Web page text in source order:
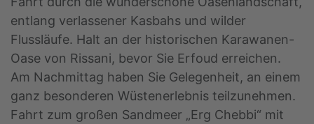
entlang verlassener Kasbahs und wilder
Flussläufe. Halt an der historischen Karawanen-
Oase von Rissani, bevor Sie Erfoud erreichen.
Am Nachmittag haben Sie Gelegenheit, an einem
ganz besonderen Wüstenerlebnis teilzunehmen.
Fahrt zum großen Sandmeer „Erg Chebbi“ mit